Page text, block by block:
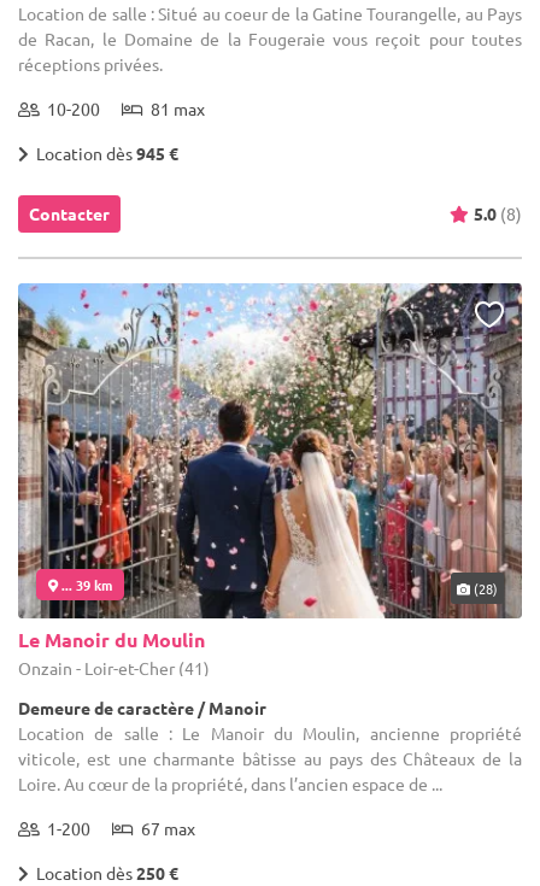
Location de salle : Situé au coeur de la Gatine Tourangelle, au Pays
de Racan, le Domaine de la Fougeraie vous reçoit pour toutes
réceptions privées.
10-200 81 max
Location dès945 €
Contacter 5.0 (8)
... 39 km (28)
Le Manoir du Moulin
Onzain - Loir-et-Cher (41)
Demeure de caractère / Manoir
Location de salle : Le Manoir du Moulin, ancienne propriété
viticole, est une charmante bâtisse au pays des Châteaux de la
Loire. Au cœur de la propriété, dans l’ancien espace de ...
1-200 67 max
Location dès250 €